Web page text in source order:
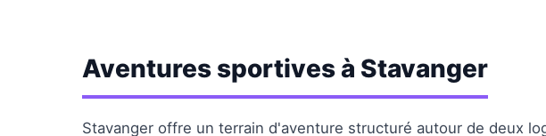
Aventures sportives à Stavanger
Stavanger offre un terrain d'aventure structuré autour de deux